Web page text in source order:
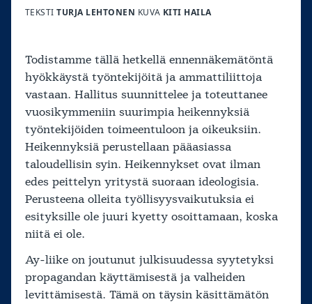
TEKSTITURJA LEHTONEN KUVA KITI HAILA
Todistamme tällä hetkellä ennennäkemätöntä
hyökkäystä työntekijöitä ja ammattiliittoja
vastaan. Hallitus suunnittelee ja toteuttanee
vuosikymmeniin suurimpia heikennyksiä
työntekijöiden toimeentuloon ja oikeuksiin.
Heikennyksiä perustellaan pääasiassa
taloudellisin syin. Heikennykset ovat ilman
edes peittelyn yritystä suoraan ideologisia.
Perusteena olleita työllisyysvaikutuksia ei
esityksille ole juuri kyetty osoittamaan, koska
niitä ei ole.
Ay-liike on joutunut julkisuudessa syytetyksi
propagandan käyttämisestä ja valheiden
levittämisestä. Tämä on täysin käsittämätön